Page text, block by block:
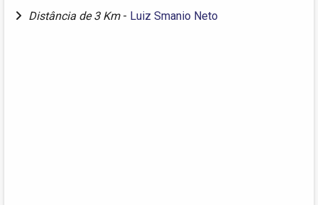
Distância de 3 Km - Luiz Smanio Neto